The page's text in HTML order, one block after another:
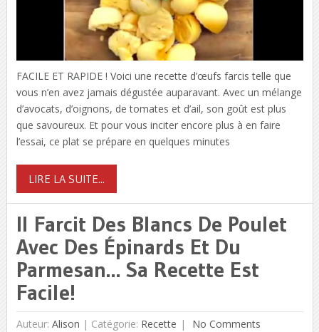
FACILE ET RAPIDE ! Voici une recette d’œufs farcis telle que
vous n’en avez jamais dégustée auparavant. Avec un mélange
d’avocats, d’oignons, de tomates et d’ail, son goût est plus
que savoureux. Et pour vous inciter encore plus à en faire
l’essai, ce plat se prépare en quelques minutes
LIRE LA SUITE...
Il Farcit Des Blancs De Poulet
Avec Des Épinards Et Du
Parmesan… Sa Recette Est
Facile!
Auteur: Alison | Catégorie: Recette No Comments